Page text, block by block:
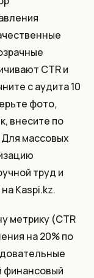
CTR и
с аудита 10
фото,
внесите по
массовых
труд и
Kaspi.kz.
метрику (CTR
на 20% по
финансовый